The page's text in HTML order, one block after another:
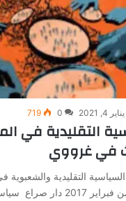
يناير 4, 2021 0
719
التقليدية في
في غرووي
التقليدية والشعبوية
حامي الوطيس…